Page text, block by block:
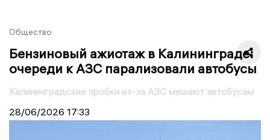
Общество
Бензиновый ажиотаж в Калининграде:
очереди к АЗС парализовали автобусы
Калининградские пробки из-за АЗС мешают автобусам
28/06/2026 17:33